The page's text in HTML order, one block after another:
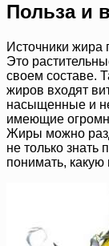
Польза и
Источники жира
Это
своем составе.
жиров входят
насыщенные и
имеющие
Жиры можно
не только
понимать, какую